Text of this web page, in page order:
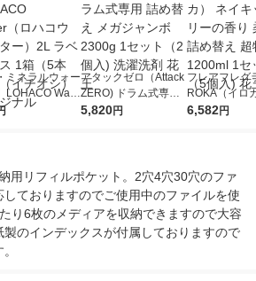
ミネラルウォー
LOHACO Wate
コウォータ
アタックゼロ（Attack
ZERO) ドラム式専用
詰め替え メガジャン
5,820円
フレアフレグ
ROKA（イロ
イキッドリリ
6,582円
用リフィルポケット。2穴4穴30穴のファ
ておりますのでご使用中のファイルを使
り6枚のメディアを収納できますので大容
のインデックスが付属しておりますので